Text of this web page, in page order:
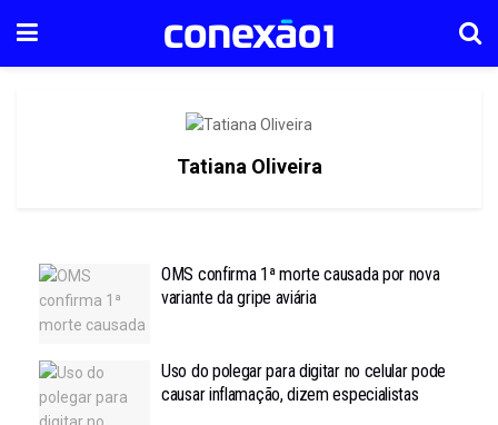
Tatiana Oliveira
OMS confirma 1ª morte causada por nova
variante da gripe aviária
Uso do polegar para digitar no celular pode
causar inflamação, dizem especialistas